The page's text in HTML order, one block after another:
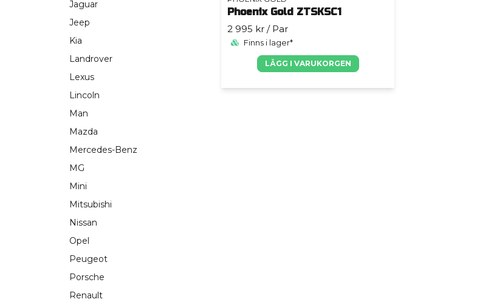
Jaguar
Jeep
Kia
Landrover
Lexus
Lincoln
Man
Mazda
Mercedes-Benz
MG
Mini
Mitsubishi
Nissan
Opel
Peugeot
Porsche
Renault
Phoenix Gold ZTSKSC1
2 995 kr / Par
Finns i lager*
LÄGG I VARUKORGEN